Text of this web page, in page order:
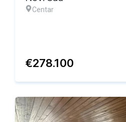
Centar
€278.100